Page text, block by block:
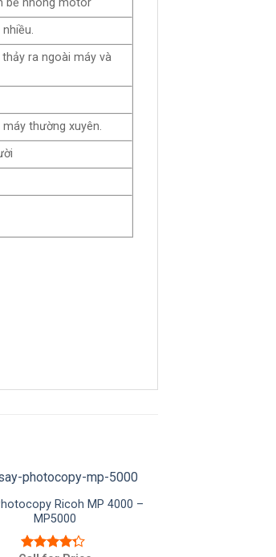
bể nhông motor
ra ngoài máy và
thường xuyên.
Ricoh MP 4000 –
MP5000